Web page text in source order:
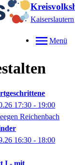
Kaiserslautern
Menü
17:30 - 19:00
Reichenbach
16:30 - 18:00
I - mit